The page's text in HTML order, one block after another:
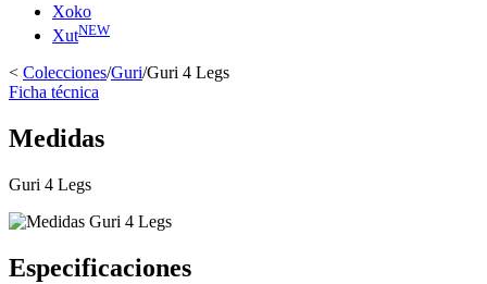
Xoko
XutNEW
< Colecciones/Guri/Guri 4 Legs
Ficha técnica
Medidas
Guri 4 Legs
Especificaciones